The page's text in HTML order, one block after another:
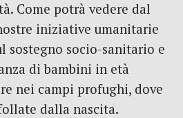
Come potrà vedere dal
iniziative umanitarie
sostegno socio-sanitario e
di bambini in età
nei campi profughi, dove
dalla nascita.